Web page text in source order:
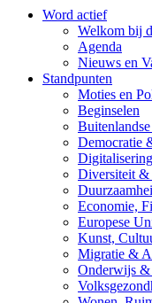
Word actief
Welkom bij
Agenda
Nieuws en
Standpunten
Moties en
Beginselen
Democratie
Diversiteit &
Economie,
Europese
Kunst,
Migratie &
Onderwijs &